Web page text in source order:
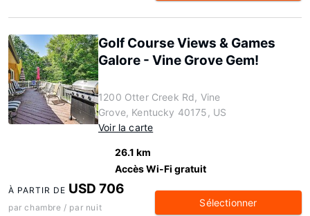
Golf Course Views & Games
Galore - Vine Grove Gem!
1200 Otter Creek Rd, Vine
Grove, Kentucky 40175, US
Voir la carte
26.1 km
Accès Wi-Fi gratuit
À PARTIR DE USD 706
par chambre / par nuit Sélectionner